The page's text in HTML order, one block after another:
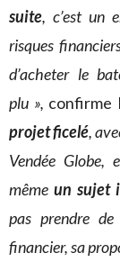
suite, c’est un
risques
d’acheter le
plu », confirme
projet ficelé,
Vendée
mêmeun sujet
pas prendre
financier, sa